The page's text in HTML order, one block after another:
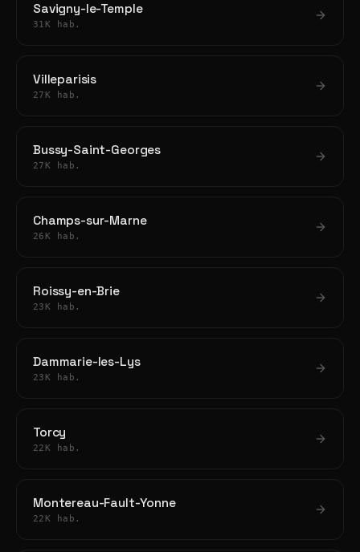
Savigny-le-Temple
31K hab.
Villeparisis
27K hab.
Bussy-Saint-Georges
27K hab.
Champs-sur-Marne
26K hab.
Roissy-en-Brie
23K hab.
Dammarie-les-Lys
23K hab.
Torcy
22K hab.
Montereau-Fault-Yonne
22K hab.